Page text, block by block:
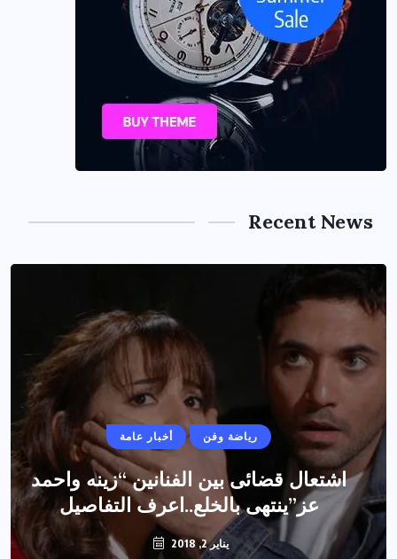
Recent News
أخبار عامة رياضة وفن
اشتعال قضائى بين الفنانين “زينه واحمد
عز”ينتهى بالخلع..اعرف التفاصيل
يناير 2, 2018